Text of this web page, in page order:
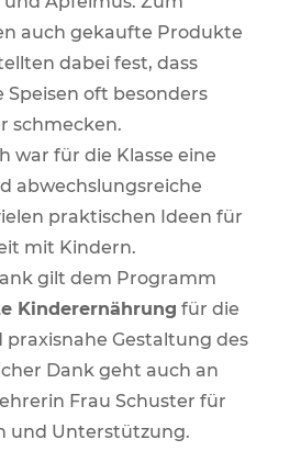
auch gekaufte Produkte
dabei fest, dass
oft besonders
schmecken.
war für die Klasse eine
abwechslungsreiche
praktischen Ideen für
mit Kindern.
gilt dem Programm
Kinderernährung für die
Gestaltung des
Dank geht auch an
Frau Schuster für
und Unterstützung.